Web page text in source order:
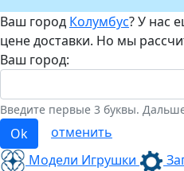
Ваш город Колумбус? У нас
цене доставки. Но мы
Ваш город:
Введите первые 3 буквы.
Ok
отменить
Модели Игрушки